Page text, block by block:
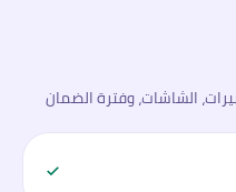
الشاشات، وفترة الضمان